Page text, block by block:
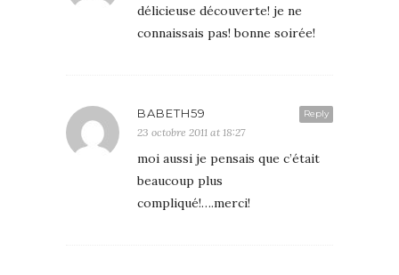
délicieuse découverte! je ne
connaissais pas! bonne soirée!
Reply
BABETH59
23 octobre 2011 at 18:27
moi aussi je pensais que c’était
beaucoup plus
compliqué!….merci!